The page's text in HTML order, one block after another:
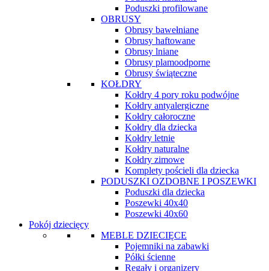
Poduszki profilowane
OBRUSY
Obrusy bawełniane
Obrusy haftowane
Obrusy lniane
Obrusy plamoodporne
Obrusy świąteczne
KOŁDRY
Kołdry 4 pory roku podwójne
Kołdry antyalergiczne
Kołdry całoroczne
Kołdry dla dziecka
Kołdry letnie
Kołdry naturalne
Kołdry zimowe
Komplety pościeli dla dziecka
PODUSZKI OZDOBNE I POSZEWKI
Poduszki dla dziecka
Poszewki 40x40
Poszewki 40x60
Pokój dziecięcy
MEBLE DZIECIĘCE
Pojemniki na zabawki
Półki ścienne
Regały i organizery